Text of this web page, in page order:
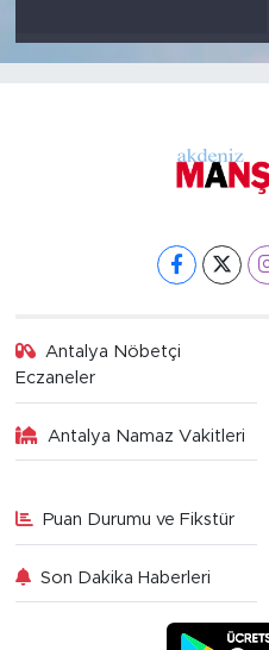
Antalya Nöbetçi
Eczaneler
Antalya Namaz Vakitleri
Puan Durumu ve Fikstür
Son Dakika Haberleri